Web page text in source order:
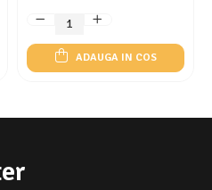
ADAUGA IN COS